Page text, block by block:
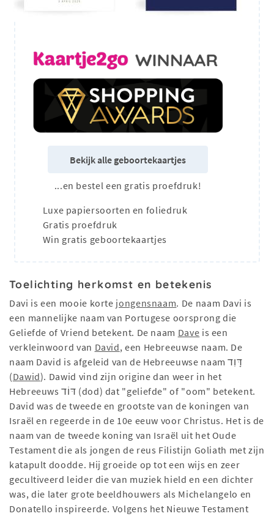
Bekijk alle geboortekaartjes
...en bestel een gratis proefdruk!
Luxe papiersoorten en foliedruk
Gratis proefdruk
Win gratis geboortekaartjes
Toelichting herkomst en betekenis
Davi is een mooie korte jongensnaam. De naam Davi is
een mannelijke naam van Portugese oorsprong die
Geliefde of Vriend betekent. De naam Dave is een
verkleinwoord van David, een Hebreeuwse naam. De
naam David is afgeleid van de Hebreeuwse naam דָּוִד
(Dawid). Dawid vind zijn origine dan weer in het
Hebreeuws דּוֹד (dod) dat "geliefde" of "oom" betekent.
David was de tweede en grootste van de koningen van
Israël en regeerde in de 10e eeuw voor Christus. Het is de
naam van de tweede koning van Israël uit het Oude
Testament die als jongen de reus Filistijn Goliath met zijn
katapult doodde. Hij groeide op tot een wijs en zeer
gecultiveerd leider die van muziek hield en een dichter
was, die later grote beeldhouwers als Michelangelo en
Donatello inspireerde. Volgens het Nieuwe Testament